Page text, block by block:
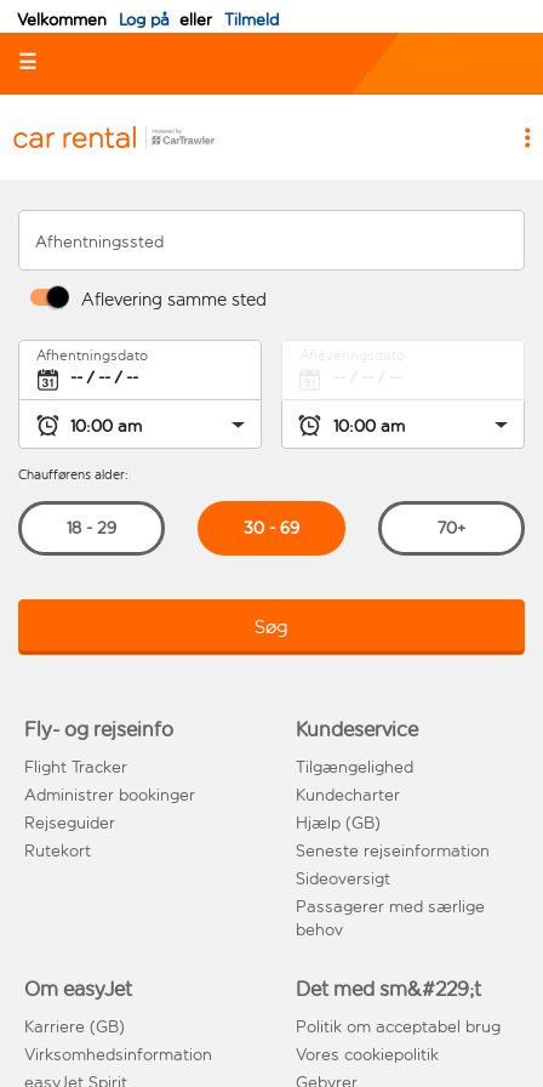
Velkommen Log på eller Tilmeld
☰
Afhentningssted
Aflevering samme sted
Afhentningsdato
Chaufførens alder:
18 - 29 30 - 69 70+
Søg
Fly- og rejseinfo
Flight Tracker
Administrer bookinger
Rejseguider
Rutekort
Kundeservice
Tilgængelighed
Kundecharter
Hjælp (GB)
Seneste rejseinformation
Sideoversigt
Passagerer med særlige
behov
Om easyJet
Karriere (GB)
Virksomhedsinformation
easyJet Spirit
Det med sm&#229;t
Politik om acceptabel brug
Vores cookiepolitik
Gebyrer